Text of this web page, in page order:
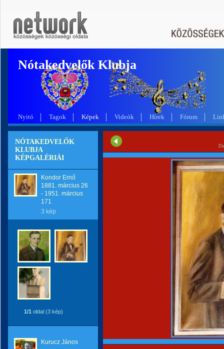
Nótakedvelők Klubja
Nyitó Tagok Képek Videók Hírek Fórum
NÓTAKEDVELŐK
KLUBJA
KÉPGALÉRIÁI
Kondor Ernő
1881. március 26
- 1951. március
171
3 kép
1/1 oldal (3 kép)
Kurucz János